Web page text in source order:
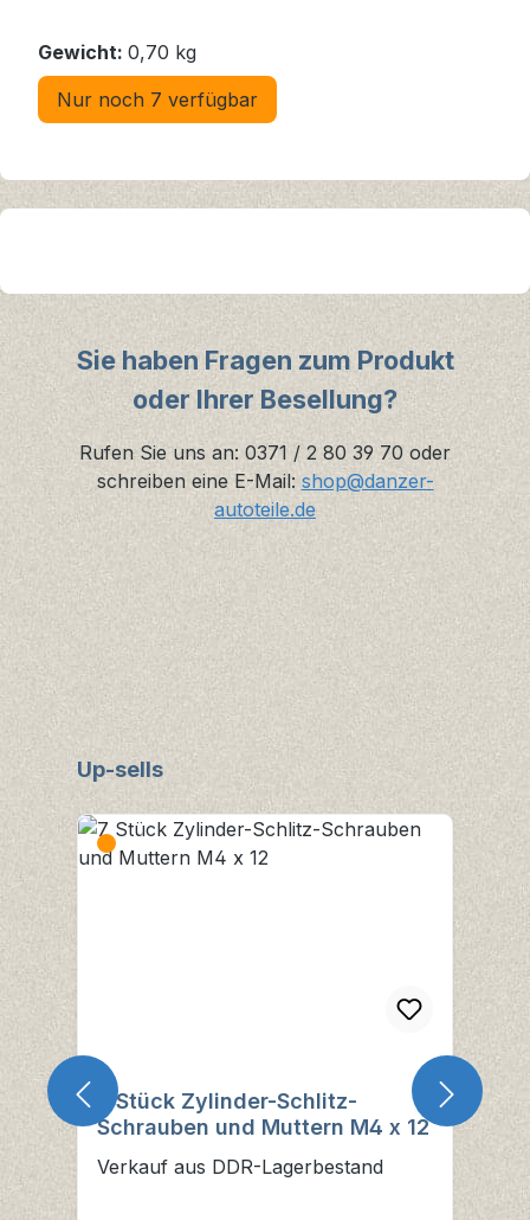
Gewicht: 0,70 kg
Nur noch 7 verfügbar
Sie haben Fragen zum Produkt
oder Ihrer Besellung?
Rufen Sie uns an: 0371 / 2 80 39 70 oder
schreiben eine E-Mail: shop@danzer-
autoteile.de
Produktgalerie überspringen
Up-sells
7 Stück Zylinder-Schlitz-
Schrauben und Muttern M4 x 12
Verkauf aus DDR-Lagerbestand